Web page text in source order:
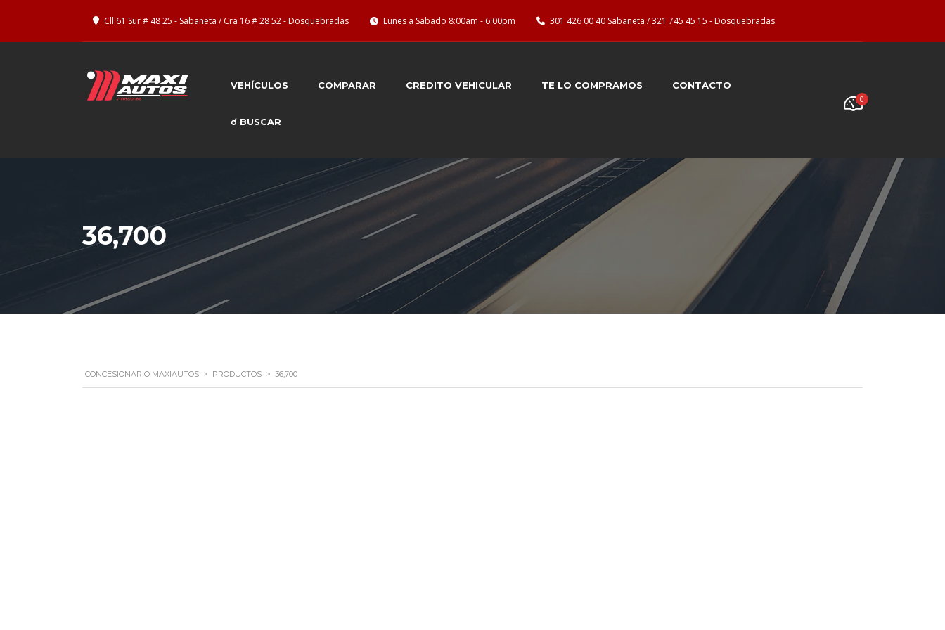
Cll 61 Sur # 48 25 - Sabaneta / Cra 16 # 28 52 - Dosquebradas Lunes a Sabado 8:00am - 6:00pm 301 426 00 40 Sabaneta / 321 745 45 15 - Dosquebradas
VEHÍCULOS COMPARAR CREDITO VEHICULAR TE LO COMPRAMOS CONTACTO
☌ BUSCAR
0
36,700
CONCESIONARIO MAXIAUTOS > PRODUCTOS > 36,700